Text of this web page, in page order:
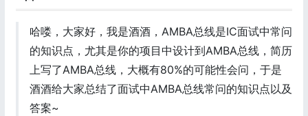
哈喽，大家好，我是酒酒，AMBA总线是IC面试中常问
的知识点，尤其是你的项目中设计到AMBA总线，简历
上写了AMBA总线，大概有80%的可能性会问，于是
酒酒给大家总结了面试中AMBA总线常问的知识点以及
答案~